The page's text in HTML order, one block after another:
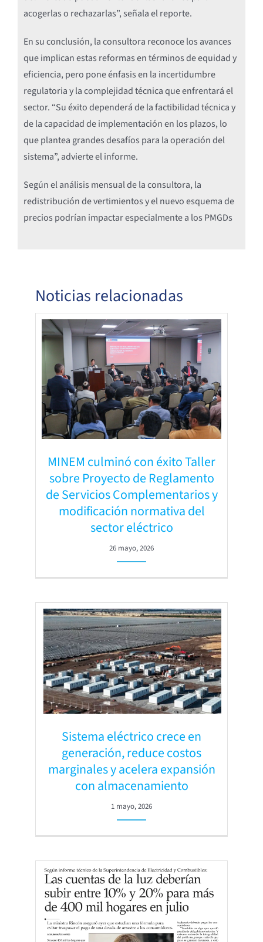
acogerlas o rechazarlas”, señala el reporte.
En su conclusión, la consultora reconoce los avances
que implican estas reformas en términos de equidad y
eficiencia, pero pone énfasis en la incertidumbre
regulatoria y la complejidad técnica que enfrentará el
sector. “Su éxito dependerá de la factibilidad técnica y
de la capacidad de implementación en los plazos, lo
que plantea grandes desafíos para la operación del
sistema”, advierte el informe.
Según el análisis mensual de la consultora, la
redistribución de vertimientos y el nuevo esquema de
precios podrían impactar especialmente a los PMGDs
Noticias relacionadas
MINEM culminó con éxito Taller
sobre Proyecto de Reglamento
de Servicios Complementarios y
modificación normativa del
sector eléctrico
26 mayo, 2026
Sistema eléctrico crece en
generación, reduce costos
marginales y acelera expansión
con almacenamiento
1 mayo, 2026